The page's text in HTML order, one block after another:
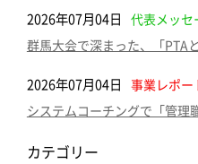
2026年07月04日 代表メッセ
群馬大会で深まった、「PTA
2026年07月04日 事業レポー
システムコーチングで「管理
カテゴリー